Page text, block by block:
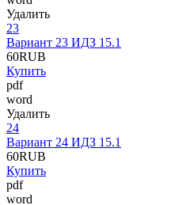
Удалить
23
Вариант 23 ИДЗ 15.1
60RUB
Купить
pdf
word
Удалить
24
Вариант 24 ИДЗ 15.1
60RUB
Купить
pdf
word